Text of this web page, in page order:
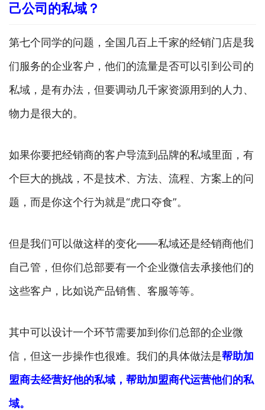
己公司的私域？
第七个同学的问题，全国几百上千家的经销门店是我
们服务的企业客户，他们的流量是否可以引到公司的
私域，是有办法，但要调动几千家资源用到的人力、
物力是很大的。
如果你要把经销商的客户导流到品牌的私域里面，有
个巨大的挑战，不是技术、方法、流程、方案上的问
题，而是你这个行为就是“虎口夺食”。
但是我们可以做这样的变化——私域还是经销商他们
自己管，但你们总部要有一个企业微信去承接他们的
这些客户，比如说产品销售、客服等等。
其中可以设计一个环节需要加到你们总部的企业微
信，但这一步操作也很难。我们的具体做法是帮助加
盟商去经营好他的私域，帮助加盟商代运营他们的私
域。